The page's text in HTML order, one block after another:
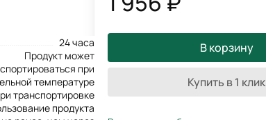
24 часа
Продукт может
при
температуре
транспортировке
продукта
В корзину
Купить в 1 клик